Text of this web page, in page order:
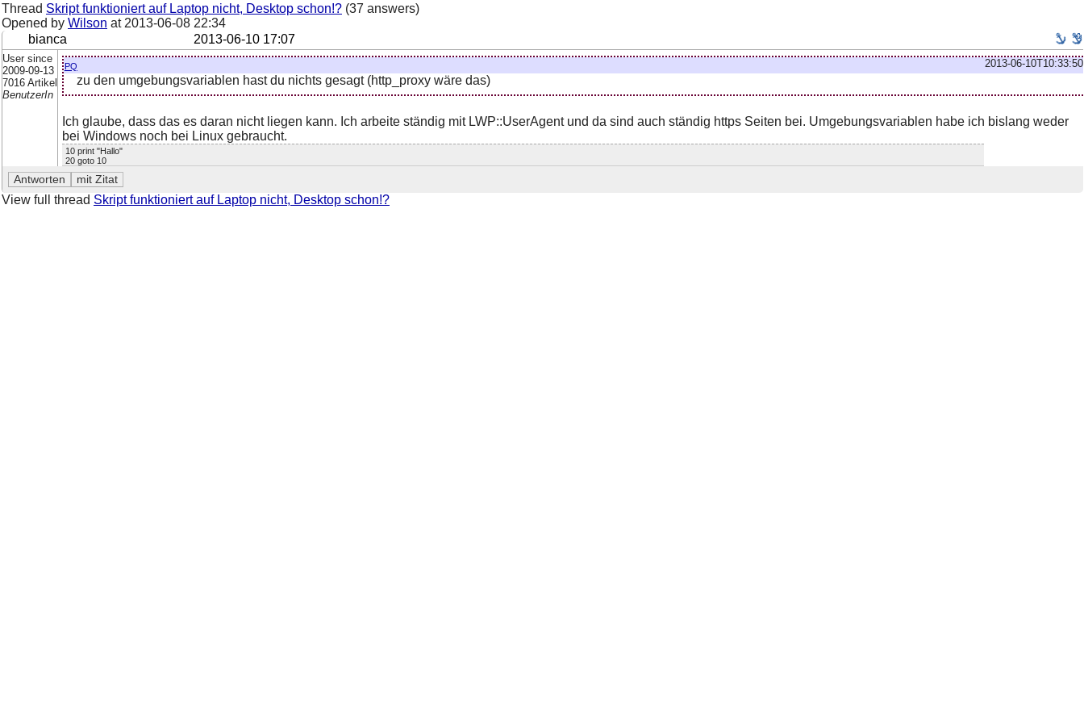
Thread Skript funktioniert auf Laptop nicht, Desktop schon!? (37 answers)
Opened by Wilson at 2013-06-08 22:34
bianca
2013-06-10 17:07
User since
2009-09-13
7016 Artikel
BenutzerIn
2013-06-10T10:33:50
pq
zu den umgebungsvariablen hast du nichts gesagt (http_proxy wäre das)
Ich glaube, dass das es daran nicht liegen kann. Ich arbeite ständig mit LWP::UserAgent und da sind auch ständig https Seiten bei. Umgebungsvariablen habe ich bislang weder
bei Windows noch bei Linux gebraucht.
10 print "Hallo"
20 goto 10
View full thread Skript funktioniert auf Laptop nicht, Desktop schon!?